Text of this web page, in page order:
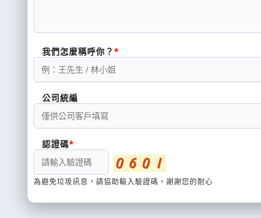
我們怎麼稱呼你？
公司統編
認證碼
為避免垃圾訊息，請協助輸入驗證碼，謝謝您的耐心